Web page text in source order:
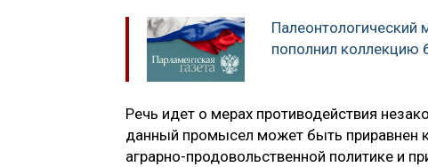
Палеонтологический
пополнил коллекцию
Речь идет о мерах противодействия
данный промысел может быть приравнен
аграрно-продовольственной политике и